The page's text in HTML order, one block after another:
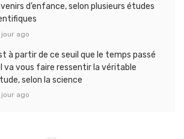
d’enfance, selon plusieurs études
jour ago
à partir de ce seuil que le temps passé
va vous faire ressentir la véritable
selon la science
jour ago